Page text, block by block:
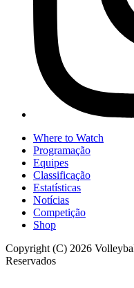
Where to Watch
Programação
Equipes
Classificação
Estatísticas
Notícias
Competição
Shop
Copyright (C) 2026
Reservados